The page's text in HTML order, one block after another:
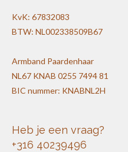
KvK: 67832083
BTW: NL002338509B67
Armband Paardenhaar
NL67 KNAB 0255 7494 81
BIC nummer: KNABNL2H
Heb je een vraag?
+316 40239496